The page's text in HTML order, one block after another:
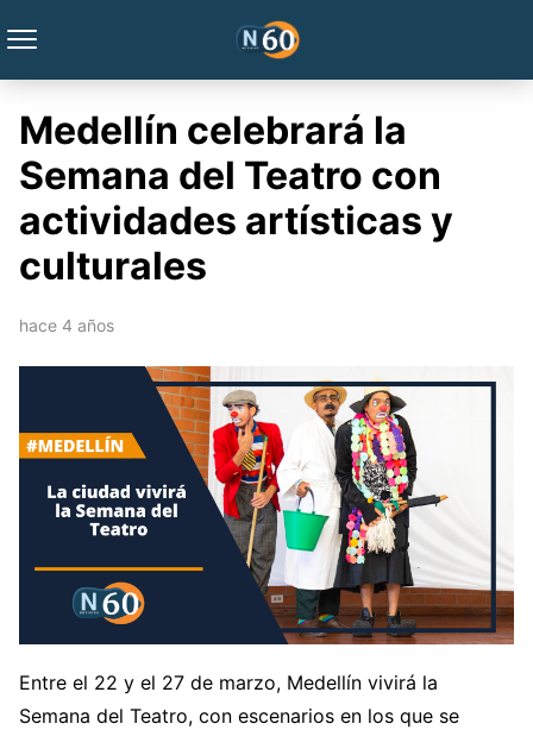
Medellín celebrará la
Semana del Teatro con
actividades artísticas y
culturales
hace 4 años
Entre el 22 y el 27 de marzo, Medellín vivirá la
Semana del Teatro, con escenarios en los que se